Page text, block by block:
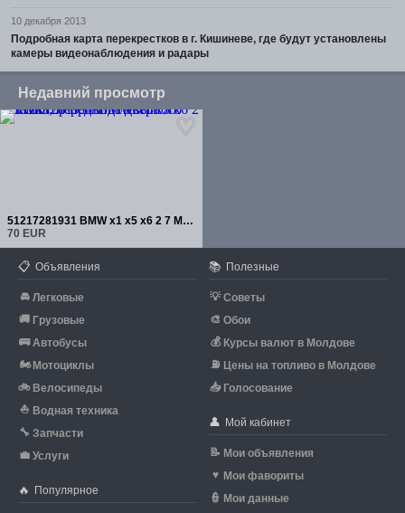
10 декабря 2013
Подробная карта перекрестков в г. Кишиневе, где будут установлены
камеры видеонаблюдения и радары
Недавний просмотр
51217281931 BMW x1 x5 x6 2 7 Мотор привода дверного замка, передний левый
70 EUR
📋 Объявления
🚘 Легковые
🚚 Грузовые
🚌 Автобусы
🏍 Мотоциклы
🚲 Велосипеды
⛵ Водная техника
🔧 Запчасти
💼 Услуги
🔥 Популярное
📚 Полезные
💡 Советы
🎨 Обои
💰 Курсы валют в Молдове
⛽ Цены на топливо в Молдове
📥 Голосование
👤 Мой кабинет
📝 Мои объявления
♥ Мои фавориты
👮 Мои данные